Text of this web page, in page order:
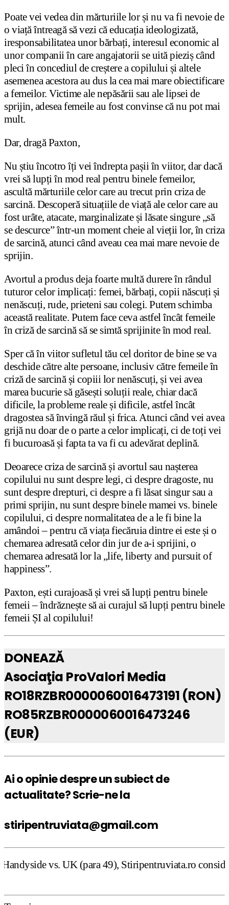
Poate vei vedea din mărturiile lor și nu va fi nevoie de
o viață întreagă să vezi că educația ideologizată,
iresponsabilitatea unor bărbați, interesul economic al
unor companii în care angajatorii se uită pieziș când
pleci în concediul de creștere a copilului și altele
asemenea acestora au dus la cea mai mare obiectificare
a femeilor. Victime ale nepăsării sau ale lipsei de
sprijin, adesea femeile au fost convinse că nu pot mai
mult.
Dar, dragă Paxton,
Nu știu încotro îți vei îndrepta pașii în viitor, dar dacă
vrei să lupți în mod real pentru binele femeilor,
ascultă mărturiile celor care au trecut prin criza de
sarcină. Descoperă situațiile de viață ale celor care au
fost urâte, atacate, marginalizate și lăsate singure „să
se descurce” într-un moment cheie al vieții lor, în criza
de sarcină, atunci când aveau cea mai mare nevoie de
sprijin.
Avortul a produs deja foarte multă durere în rândul
tuturor celor implicați: femei, bărbați, copii născuți și
nenăscuți, rude, prieteni sau colegi. Putem schimba
această realitate. Putem face ceva astfel încât femeile
în criză de sarcină să se simtă sprijinite în mod real.
Sper că în viitor sufletul tău cel doritor de bine se va
deschide către alte persoane, inclusiv către femeile în
criză de sarcină și copiii lor nenăscuți, și vei avea
marea bucurie să găsești soluții reale, chiar dacă
dificile, la probleme reale și dificile, astfel încât
dragostea să învingă răul și frica. Atunci când vei avea
grijă nu doar de o parte a celor implicați, ci de toți vei
fi bucuroasă și fapta ta va fi cu adevărat deplină.
Deoarece criza de sarcină și avortul sau nașterea
copilului nu sunt despre legi, ci despre dragoste, nu
sunt despre drepturi, ci despre a fi lăsat singur sau a
primi sprijin, nu sunt despre binele mamei vs. binele
copilului, ci despre normalitatea de a le fi bine la
amândoi – pentru că viața fiecăruia dintre ei este și o
chemarea adresată celor din jur de a-i sprijini, o
chemarea adresată lor la „life, liberty and pursuit of
happiness”.
Paxton, ești curajoasă și vrei să lupți pentru binele
femeii – îndrăznește să ai curajul să lupți pentru binele
femeii ȘI al copilului!
DONEAZĂ
Asociaţia ProValori Media
RO18RZBR0000060016473191 (RON)
RO85RZBR0000060016473246
(EUR)
Ai o opinie despre un subiect de
actualitate? Scrie-ne la
stiripentruviata@gmail.com
49), Stiripentruviata.ro consideră că